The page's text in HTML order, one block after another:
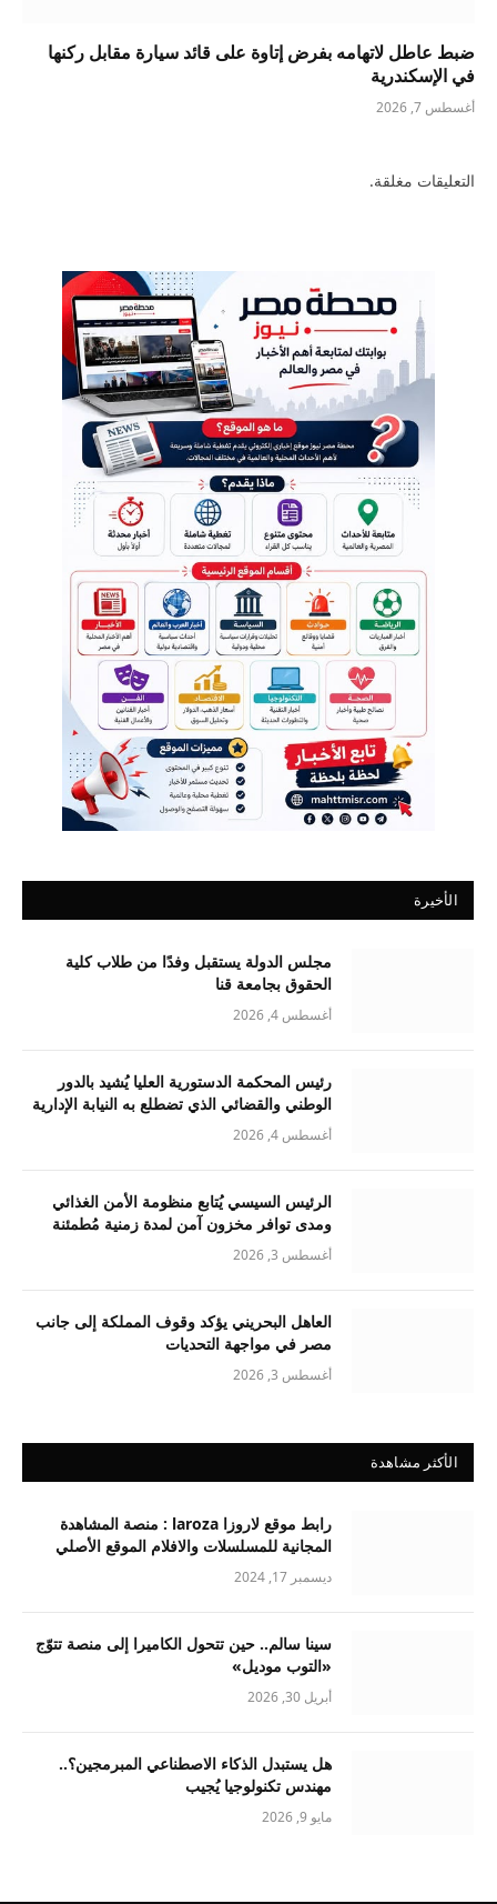
ضبط عاطل لاتهامه بفرض إتاوة على قائد سيارة مقابل ركنها
في الإسكندرية
أغسطس 7, 2026
التعليقات مغلقة.
الأخيرة
مجلس الدولة يستقبل وفدًا من طلاب كلية
الحقوق بجامعة قنا
أغسطس 4, 2026
رئيس المحكمة الدستورية العليا يُشيد بالدور
الوطني والقضائي الذي تضطلع به النيابة الإدارية
أغسطس 4, 2026
الرئيس السيسي يُتابع منظومة الأمن الغذائي
ومدى توافر مخزون آمن لمدة زمنية مُطمئنة
أغسطس 3, 2026
العاهل البحريني يؤكد وقوف المملكة إلى جانب
مصر في مواجهة التحديات
أغسطس 3, 2026
الأكثر مشاهدة
رابط موقع لاروزا laroza : منصة المشاهدة
المجانية للمسلسلات والافلام الموقع الأصلي
ديسمبر 17, 2024
سينا سالم.. حين تتحول الكاميرا إلى منصة تتوّج
«التوب موديل»
أبريل 30, 2026
هل يستبدل الذكاء الاصطناعي المبرمجين؟..
مهندس تكنولوجيا يُجيب
مايو 9, 2026